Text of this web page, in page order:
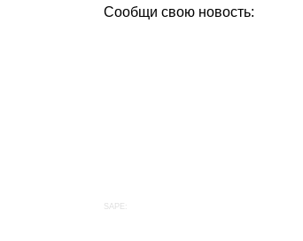
Сообщи свою новость:
SAPE: